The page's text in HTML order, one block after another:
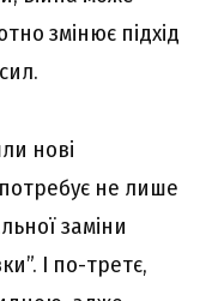
змінює підхід
нові
не лише
заміни
І по-третє,